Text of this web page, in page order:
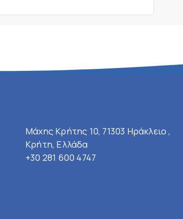
Μάχης Κρήτης 10, 71303 Ηράκλειο ,
Κρήτη, Ελλάδα
+30 281 600 4747